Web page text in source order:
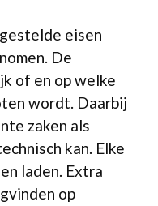
eisen
De
of en op welke
wordt. Daarbij
zaken als
kan. Elke
laden. Extra
op